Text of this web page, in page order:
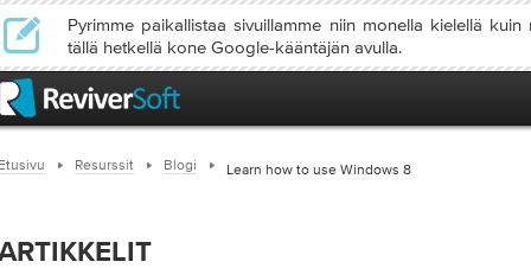
Pyrimme paikallistaa sivuillamme niin monella kielellä
tällä hetkellä kone Google-kääntäjän avulla.
Resurssit Blogi Learn how to use Windows 8